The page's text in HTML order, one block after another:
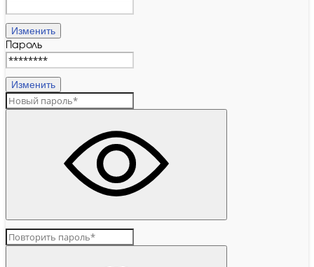
Изменить
Пароль
Изменить